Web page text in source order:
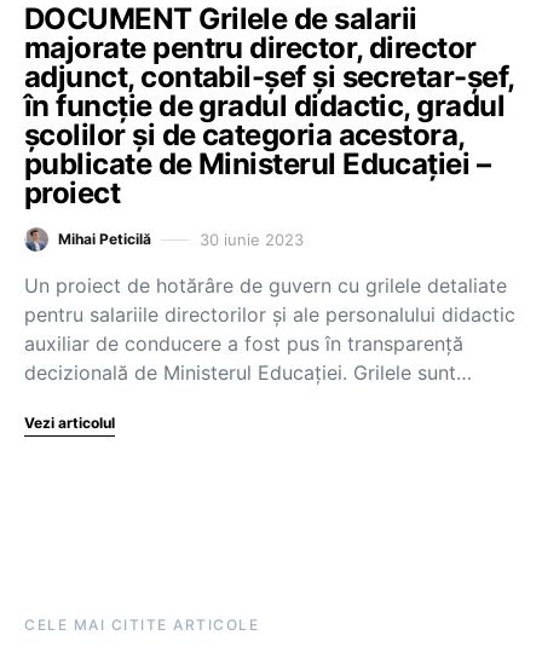
DOCUMENT Grilele de salarii
majorate pentru director, director
adjunct, contabil-șef și secretar-șef,
în funcție de gradul didactic, gradul
școlilor și de categoria acestora,
publicate de Ministerul Educației –
proiect
Mihai Peticilă 30 iunie 2023
Un proiect de hotărâre de guvern cu grilele detaliate
pentru salariile directorilor și ale personalului didactic
auxiliar de conducere a fost pus în transparență
decizională de Ministerul Educației. Grilele sunt…
Vezi articolul
CELE MAI CITITE ARTICOLE